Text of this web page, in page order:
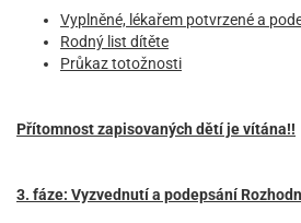
Vyplněné, lékařem potvrzené a
Rodný list dítěte
Průkaz totožnosti
Přítomnost zapisovaných dětí je vítána!!
3. fáze: Vyzvednutí a podepsání